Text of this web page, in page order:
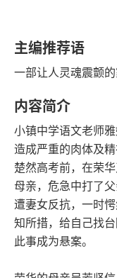
166千字
字数
主编推荐语
一部让人灵魂震颤的
内容简介
小镇中学语文老师
造成严重的肉体及
楚然高考前，在荣
母亲，危急中打了
遭妻女反抗，一时
知所措，给自己找
此事成为悬案。